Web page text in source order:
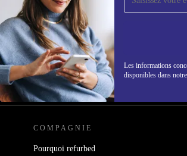
Les informations
disponibles dans notre
refurbed par mail
Ne manquez plus aucune
REFURBED FRANCE - RETHINK
COMPAGNIE
Pourquoi refurbed